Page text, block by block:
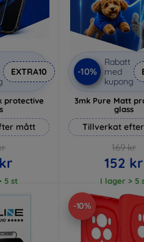
EXTRA10
protective
mått
5 st
-10%
Rabatt
med
kupong
3mk Pure Matt
glass
Tillverkat
169 kr
152 kr
I lager > 5
-10%